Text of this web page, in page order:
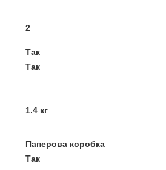
2
Так
Так
1.4 кг
Паперова коробка
Так